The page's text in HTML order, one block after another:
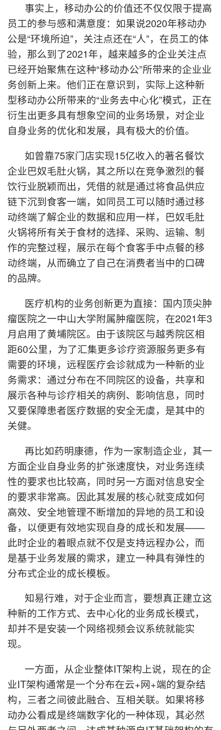
事实上，移动办公的价值还不仅仅限于提高
员工的参与感和满意度：如果说2020年移动办
公是“环境所迫”，关注点还在“人”，在员工的体
验，那么到了2021年，越来越多的企业关注点
已经开始聚焦在这种“移动办公”所带来的企业业
务创新上来。他们正在意识到，实际上这种新
型移动办公所带来的“业务去中心化”模式，正在
衍生出更多具有想象空间的业务场景，对企业
自身业务的优化和发展，具有极大的价值。
如曾靠75家门店实现15亿收入的著名餐饮
企业巴奴毛肚火锅，其之所以在竞争激烈的餐
饮行业脱颖而出，凭借的就是通过将食品供应
链下沉到食客一端，如同员工可以随时通过移
动终端了解企业的数据和应用一样，巴奴毛肚
火锅将所有关于食材的选择、采购、运输、制
作的完整过程，展示在每个食客手中点餐的移
动终端，从而确立了自己在消费者当中的口碑
的品牌。
医疗机构的业务创新更为直接：国内顶尖肿
瘤医院之一中山大学附属肿瘤医院，在2021年3
月启用了黄埔院区。由于该院区与越秀院区相
距60公里，为了汇集更多诊疗资源服务更多有
需要的环境，远程医疗会诊就成为一种新的业
务需求：通过分布在不同院区的设备，共享和
展示各种与诊疗相关的病例、影响信息，同时
又要保障患者医疗数据的安全无虞，是其中的
关健。
再比如药明康德，作为一家制造企业，其一
方面企业自身业务的扩张速度快，对业务连续
性的要求也比较高，同时另一方面对信息安全
的要求非常高。因此其发展的核心就变成如何
高效、安全地管理不断增加的异地的员工和设
备，以便更有效地实现自身的成长和发展——
此时企业的着眼点就不仅是支持远程办公，而
是基于业务发展的需求，建立一种具有弹性的
分布式企业的成长模板。
知易行难，对于企业而言，要想真正建立这
种新的工作方式、去中心化的业务成长模式，
却并不是安装一个网络视频会议系统就能实
现。
一方面，从企业整体IT架构上说，现在的企
业IT架构通常是一个分布在云+网+端的复杂结
构，三者之间彼此融合、互相关联。如果将移
动办公看成是终端数字化的一种体现，其必然